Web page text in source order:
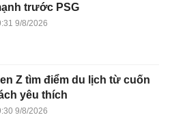
trước PSG
9/8/2026
Z tìm điểm du lịch từ cuốn
yêu thích
9/8/2026